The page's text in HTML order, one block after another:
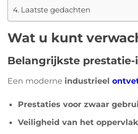
Laatste gedachten
Wat u kunt
Belangrijkste
Een moderne industrieel
Prestaties voor zwaar
Veiligheid van het oppervlak